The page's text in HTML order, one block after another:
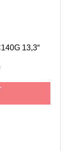
13,3“